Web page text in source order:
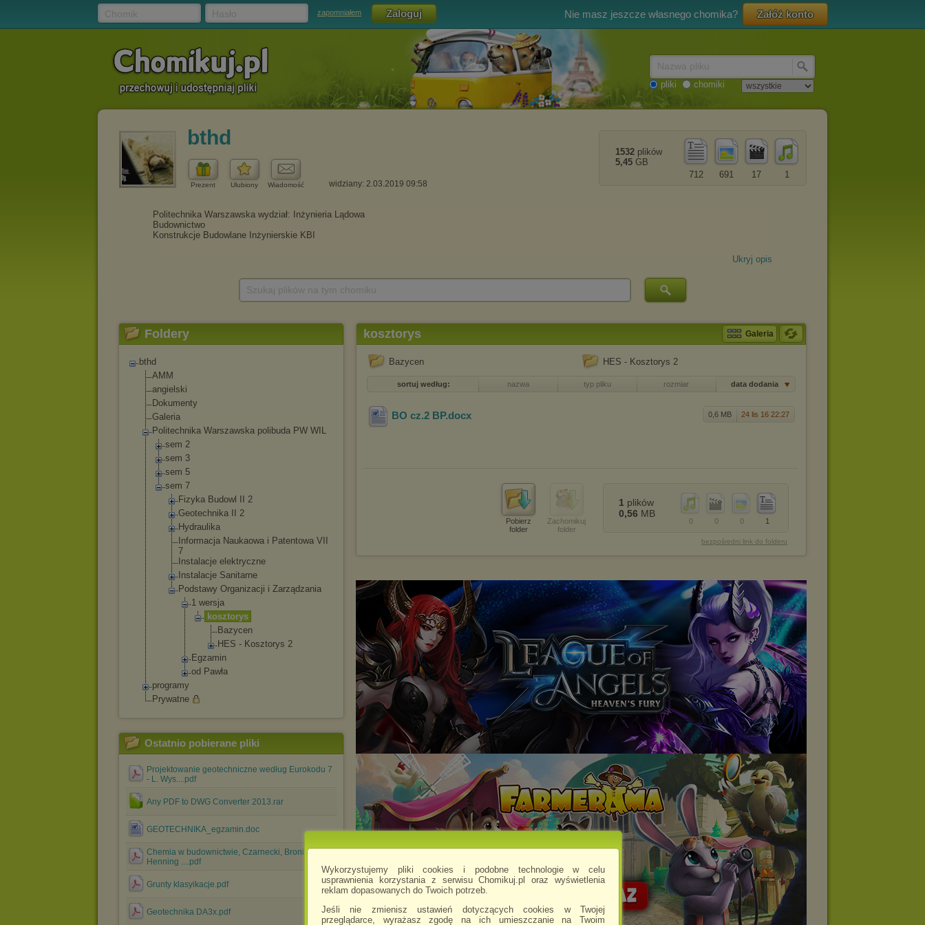
Wykorzystujemy pliki cookies i podobne technologie w celu
usprawnienia korzystania z serwisu Chomikuj.pl oraz wyświetlenia
reklam dopasowanych do Twoich potrzeb.
Jeśli nie zmienisz ustawień dotyczących cookies w Twojej
przeglądarce, wyrażasz zgodę na ich umieszczanie na Twoim
zapomniałem Nie masz jeszcze własnego chomika? Załóż konto
pliki chomiki
bthd
Prezent Ulubiony Wiadomość widziany: 2.03.2019 09:58
1
17
691
712
1532 plików
5,45 GB
Ukryj opis
Foldery
bthd
AMM
angielski
Dokumenty
Galeria
Politechnika Warszawska polibuda PW WIL
sem 2
sem 3
sem 5
sem 7
Fizyka Budowl II 2
Geotechnika II 2
Hydraulika
Informacja Naukaowa i Patentowa VII
7
Instalacje elektryczne
Instalacje Sanitarne
Podstawy Organizacji i Zarządzania
1 wersja
kosztorys
Bazycen
HES - Kosztorys 2
Egzamin
od Pawła
programy
Prywatne
Ostatnio pobierane pliki
Projektowanie geotechniczne według Eurokodu 7
- L. Wys....pdf
Any PDF to DWG Converter 2013.rar
GEOTECHNIKA_egzamin.doc
Chemia w budownictwie, Czarnecki, Broniewski,
Henning ....pdf
Grunty klasyikacje.pdf
Geotechnika DA3x.pdf
kosztorys Galeria
Bazycen HES - Kosztorys 2
sortuj według: nazwa typ pliku rozmiar data dodania
0,6 MB 24 lis 16 22:27
BO cz.2 BP.docx
Pobierz
folder
Zachomikuj
folder
1
0
0
0
1 plików
0,56 MB
bezpośredni link do folderu